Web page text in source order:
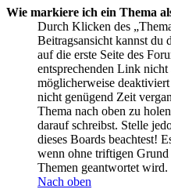
Wie markiere ich ein Thema
Durch Klicken des
Beitragsansicht kannst du
auf die erste Seite des
entsprechenden Link
möglicherweise
nicht genügend Zeit
Thema nach oben zu
darauf schreibst. Stelle
dieses Boards beachtest!
wenn ohne triftigen Grund
Themen geantwortet wird.
Nach oben